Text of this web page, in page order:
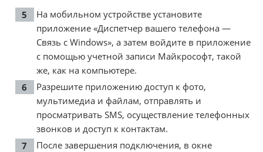
На мобильном устройстве установите
приложение «Диспетчер вашего телефона —
Связь с Windows», а затем войдите в приложение
с помощью учетной записи Майкрософт, такой
же, как на компьютере.
Разрешите приложению доступ к фото,
мультимедиа и файлам, отправлять и
просматривать SMS, осуществление телефонных
звонков и доступ к контактам.
После завершения подключения, в окне